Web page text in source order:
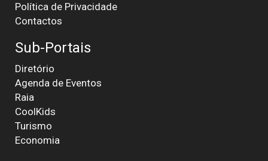
Política de Privacidade
Contactos
Sub-Portais
Diretório
Agenda de Eventos
Raia
CoolKids
Turismo
Economia